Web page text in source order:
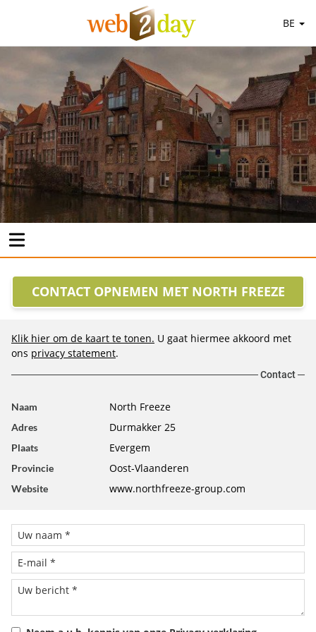
BE
CONTACT OPNEMEN MET NORTH FREEZE
Klik hier om de kaart te tonen. U gaat hiermee akkoord met
ons privacy statement.
Contact
Naam North Freeze
Adres Durmakker 25
Plaats Evergem
Provincie Oost-Vlaanderen
Website www.northfreeze-group.com